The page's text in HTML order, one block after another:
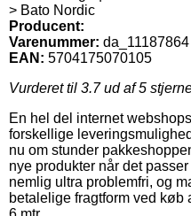
> Bato Nordic
Producent:
Varenummer: da_11187864
EAN: 5704175070105
Vurderet til 3.7ud af 5
En hel del internet
forskellige
nu om stunder
nye produkter når det
nemlig ultra problemfri, og
betalelige fragtform ved